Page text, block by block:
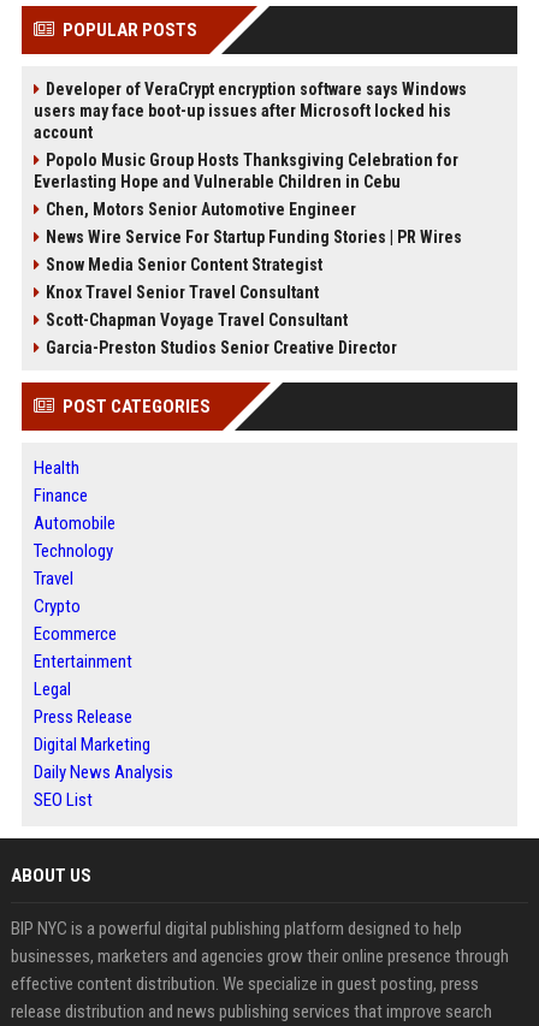
POPULAR POSTS
Developer of VeraCrypt encryption software says Windows
users may face boot-up issues after Microsoft locked his
account
Popolo Music Group Hosts Thanksgiving Celebration for
Everlasting Hope and Vulnerable Children in Cebu
Chen, Motors Senior Automotive Engineer
News Wire Service For Startup Funding Stories | PR Wires
Snow Media Senior Content Strategist
Knox Travel Senior Travel Consultant
Scott-Chapman Voyage Travel Consultant
Garcia-Preston Studios Senior Creative Director
POST CATEGORIES
Health
Finance
Automobile
Technology
Travel
Crypto
Ecommerce
Entertainment
Legal
Press Release
Digital Marketing
Daily News Analysis
SEO List
ABOUT US
BIP NYC is a powerful digital publishing platform designed to help
businesses, marketers and agencies grow their online presence through
effective content distribution. We specialize in guest posting, press
release distribution and news publishing services that improve search